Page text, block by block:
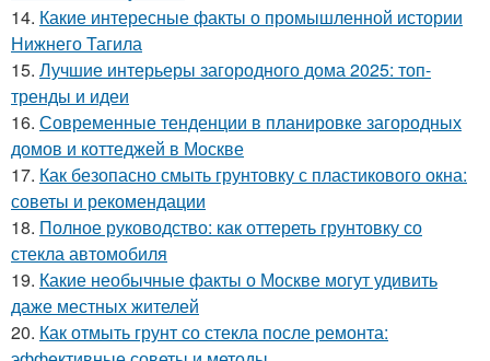
14. Какие интересные факты о промышленной истории
Нижнего Тагила
15. Лучшие интерьеры загородного дома 2025: топ-
тренды и идеи
16. Современные тенденции в планировке загородных
домов и коттеджей в Москве
17. Как безопасно смыть грунтовку с пластикового окна:
советы и рекомендации
18. Полное руководство: как оттереть грунтовку со
стекла автомобиля
19. Какие необычные факты о Москве могут удивить
даже местных жителей
20. Как отмыть грунт со стекла после ремонта: